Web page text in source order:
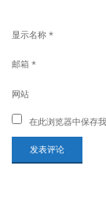
显示名称 *
邮箱 *
网站
在此浏览器中保存